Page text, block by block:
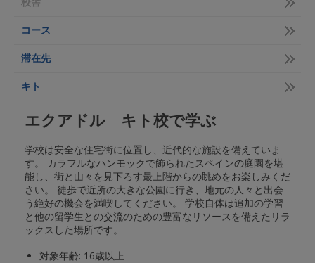
コース
滞在先
キト
エクアドル キト校で学ぶ
学校は安全な住宅街に位置し、近代的な施設を備えていま
す。 カラフルなハンモックで飾られたスペインの庭園を堪
能し、街と山々を見下ろす最上階からの眺めをお楽しみくだ
さい。 徒歩で近所の大きな公園に行き、地元の人々と出会
う絶好の機会を満喫してください。 学校自体は追加の学習
と他の留学生との交流のための豊富なリソースを備えたリラ
ックスした場所です。
対象年齢: 16歳以上